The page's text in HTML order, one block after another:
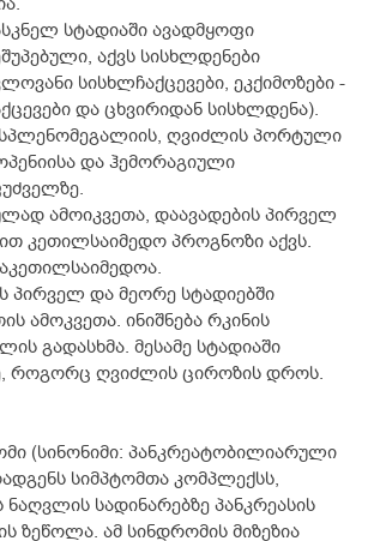
სტადიაში ავადმყოფი
აქვს სისხლდენები
სისხლჩაქცევები, ეკქიმოზები -
და ცხვირიდან სისხლდენა).
სპლენომეგალიის, ღვიძლის პორტული
და ჰემორაგიული
ამოიკვეთა, დაავადების პირველ
კეთილსაიმედო პროგნოზი აქვს.
პირველ და მეორე სტადიებში
ამოკვეთა. ინიშნება რკინის
გადასხმა. მესამე სტადიაში
როგორც ღვიძლის ციროზის დროს.
(სინონიმი: პანკრეატობილიარული
სიმპტომთა კომპლექსს,
სადინარებზე პანკრეასის
ზეწოლა. ამ სინდრომის მიზეზია